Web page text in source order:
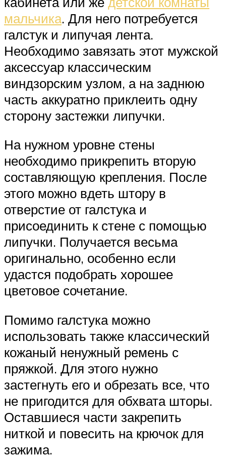
мальчика. Для него потребуется
галстук и липучая лента.
Необходимо завязать этот мужской
аксессуар классическим
виндзорским узлом, а на заднюю
часть аккуратно приклеить одну
сторону застежки липучки.
На нужном уровне стены
необходимо прикрепить вторую
составляющую крепления. После
этого можно вдеть штору в
отверстие от галстука и
присоединить к стене с помощью
липучки. Получается весьма
оригинально, особенно если
удастся подобрать хорошее
цветовое сочетание.
Помимо галстука можно
использовать также классический
кожаный ненужный ремень с
пряжкой. Для этого нужно
застегнуть его и обрезать все, что
не пригодится для обхвата шторы.
Оставшиеся части закрепить
ниткой и повесить на крючок для
зажима.